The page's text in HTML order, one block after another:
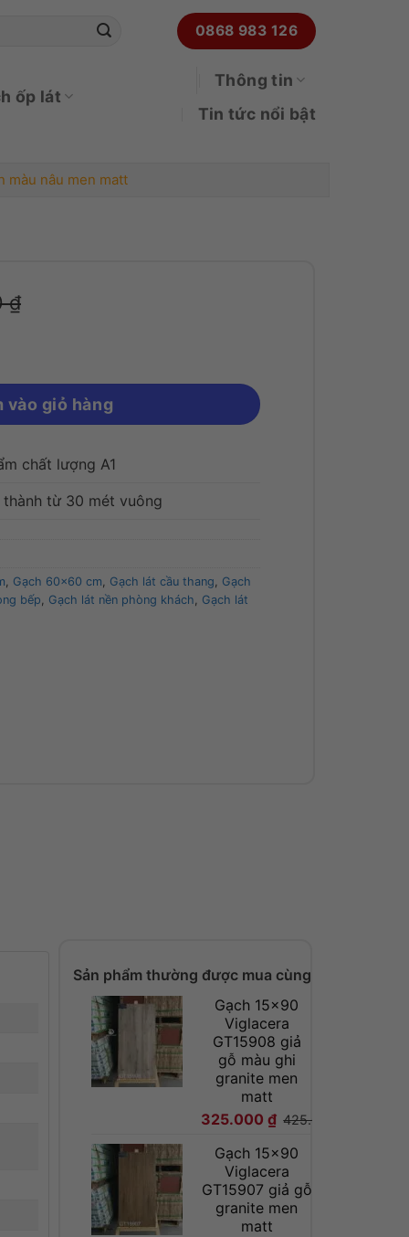
0868 983 126
ốp lát
Thông tin
Tin tức nổi bật
màu nâu men matt
₫ porcelain màu nâu men matt số lượng
vào giỏ hàng
chất lượng A1
từ 30 mét vuông
Gạch 60x60 cm Gạch lát cầu thang
Gạch
bếp
Gạch lát nền phòng khách Gạch lát
Sản phẩm thường được mua cùng
Gạch 15x90
Viglacera
GT15908 giả
gỗ màu ghi
granite men
matt
325.000₫ 425.000
Gạch 15x90
Viglacera
GT15907 giả gỗ
granite men
matt